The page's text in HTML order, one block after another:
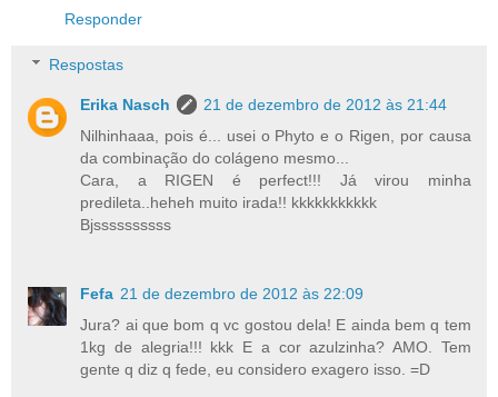
Responder
Respostas
Erika Nasch
21 de dezembro de 2012 às 21:44
Nilhinhaaa, pois é... usei o Phyto e o Rigen, por causa
da combinação do colágeno mesmo...
Cara, a RIGEN é perfect!!! Já virou minha
predileta..heheh muito irada!! kkkkkkkkkkk
Bjssssssssss
Fefa 21 de dezembro de 2012 às 22:09
Jura? ai que bom q vc gostou dela! E ainda bem q tem
1kg de alegria!!! kkk E a cor azulzinha? AMO. Tem
gente q diz q fede, eu considero exagero isso. =D